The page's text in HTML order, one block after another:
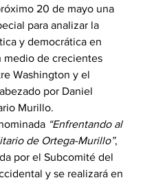
20 de mayo una
para analizar la
y democrática en
medio de crecientes
Washington y el
por Daniel
Murillo.
“Enfrentando al
de Ortega-Murillo”,
por el Subcomité del
y se realizará en